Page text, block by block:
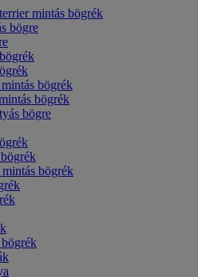
mintás bögrék
bögre
bögrék
bögrék
bögre
bögrék